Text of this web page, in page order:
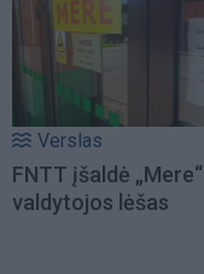
Verslas
FNTT įšaldė „Mere“
valdytojos lėšas